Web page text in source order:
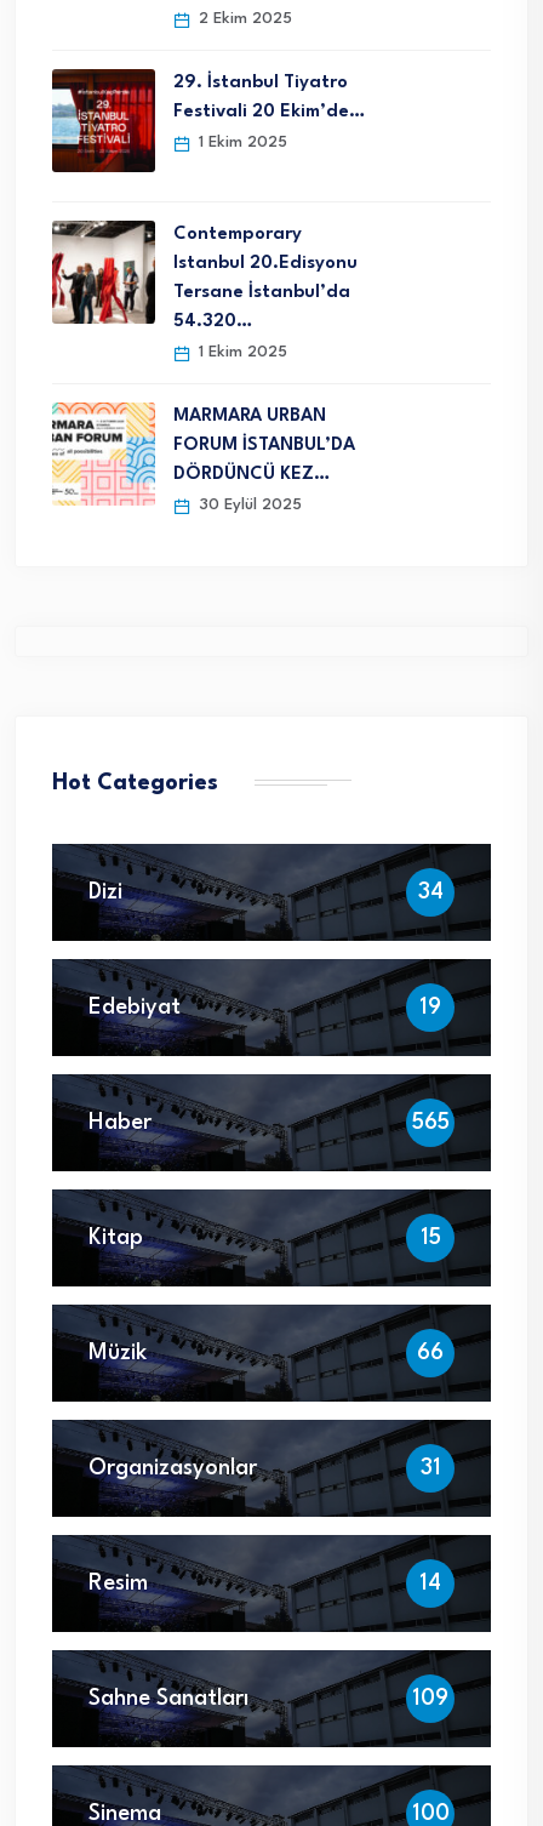
2 Ekim 2025
29. İstanbul Tiyatro
Festivali 20 Ekim’de…
1 Ekim 2025
Contemporary
Istanbul 20.Edisyonu
Tersane İstanbul’da
54.320…
1 Ekim 2025
MARMARA URBAN
FORUM İSTANBUL’DA
DÖRDÜNCÜ KEZ…
30 Eylül 2025
Hot Categories
Dizi 34
Edebiyat 19
Haber 565
Kitap 15
Müzik 66
Organizasyonlar 31
Resim 14
Sahne Sanatları 109
Sinema 100